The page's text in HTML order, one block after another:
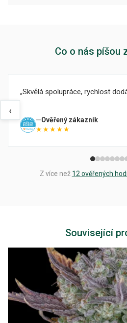
Co o nás píšou
‹
Skvělá spolupráce, rychlost
Ověřený zákazník
★★★★★
Z více než 12 ověřených
Související